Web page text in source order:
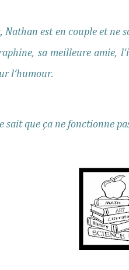
Nathan est en couple et ne
sa meilleure amie,
l’humour.
sait que ça ne fonctionne